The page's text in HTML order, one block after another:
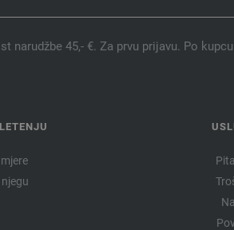
narudžbe 45,- €. Za prvu prijavu. Po